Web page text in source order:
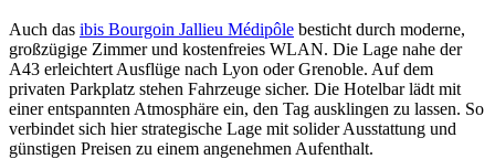
Auch das ibis Bourgoin Jallieu Médipôle besticht durch moderne,
großzügige Zimmer und kostenfreies WLAN. Die Lage nahe der
A43 erleichtert Ausflüge nach Lyon oder Grenoble. Auf dem
privaten Parkplatz stehen Fahrzeuge sicher. Die Hotelbar lädt mit
einer entspannten Atmosphäre ein, den Tag ausklingen zu lassen. So
verbindet sich hier strategische Lage mit solider Ausstattung und
günstigen Preisen zu einem angenehmen Aufenthalt.